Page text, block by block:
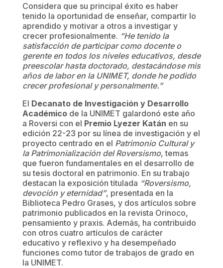
Considera que su principal éxito es haber
tenido la oportunidad de enseñar, compartir lo
aprendido y motivar a otros a investigar y
crecer profesionalmente. “He tenido la
satisfacción de participar como docente o
gerente en todos los niveles educativos, desde
preescolar hasta doctorado, destacándose mis
años de labor en la UNIMET, donde he podido
crecer profesional y personalmente.”
El Decanato de Investigación y Desarrollo
Académicode la UNIMET galardonó este año
a Roversi con el Premio Lyezer Katán en su
edición 22-23 por su línea de investigación y el
proyecto centrado en el Patrimonio Cultural y
la Patrimonialización del Roversismo, temas
que fueron fundamentales en el desarrollo de
su tesis doctoral en patrimonio. En su trabajo
destacan la exposición titulada “Roversismo,
devoción y eternidad”, presentada en la
Biblioteca Pedro Grases, y dos artículos sobre
patrimonio publicados en la revista Orinoco,
pensamiento y praxis. Además, ha contribuido
con otros cuatro artículos de carácter
educativo y reflexivo y ha desempeñado
funciones como tutor de trabajos de grado en
la UNIMET.